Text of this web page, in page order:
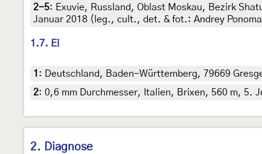
2-5: Exuvie, Russland, Oblast Moskau, Bezirk
Januar 2018 (leg., cult., det. & fot.: Andrey
1.7. Ei
1 : Deutschland, Baden-Württemberg, 79669
2: 0,6 mm Durchmesser, Italien, Brixen, 560 m, 5.
2. Diagnose